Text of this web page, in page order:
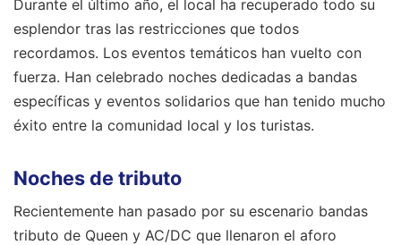
Durante el último año, el local ha recuperado todo su
esplendor tras las restricciones que todos
recordamos. Los eventos temáticos han vuelto con
fuerza. Han celebrado noches dedicadas a bandas
específicas y eventos solidarios que han tenido mucho
éxito entre la comunidad local y los turistas.
Noches de tributo
Recientemente han pasado por su escenario bandas
tributo de Queen y AC/DC que llenaron el aforo